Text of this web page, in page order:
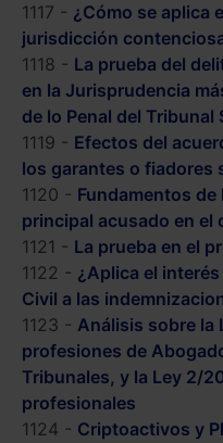
1117 - ¿Cómo se aplica
jurisdicción
1118 - La prueba del
en la Jurisprudencia
de lo Penal del Tribunal
1119 - Efectos del
los garantes o fiadores
1120 - Fundamentos
principal acusado en el
1121 - La prueba en el
1122 - ¿Aplica el
Civil a las
1123 - Análisis sobre la
profesiones de
Tribunales, y la Ley 2/
profesionales
1124 - Criptoactivos y